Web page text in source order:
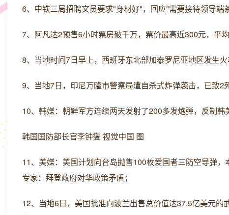
6、中铁三局招聘文员要求"身材好"，回应"需要接待领导端
7、阿凡达2预售6小时票房破千万，票价最高近300元，平
8、当地时间7日早上，西班牙东北部加泰罗尼亚地区发生火
9、当地7日，印尼万隆市警察局遭自杀式炸弹袭击，已致
10、韩媒：朝鲜军方连续两天发射了200多发炮弹，反制
韩国国防部长官李钟燮 视觉中国 图
11、美媒：美国计划向台岛抛售100枚爱国者三防空导弹
专家：拜登政府对华政策矛盾；
12、当地6日，美国批准向波兰出售总价值达37.5亿美元